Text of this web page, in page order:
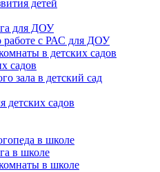
детей
для ДОУ
работе с РАС для ДОУ
в детских садов
садов
зала в детский сад
детских садов
в школе
в школе
в школе